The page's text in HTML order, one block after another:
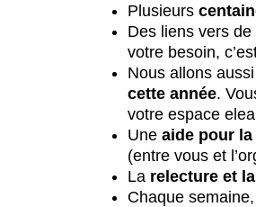
Plusieurs
Des liens vers
votre besoin,
Nous allons aussi
cette année.
votre espace
Une aide pour
(entre vous et
La relecture et
Chaque